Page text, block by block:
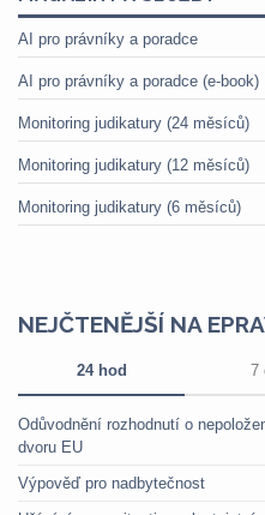
AI pro právníky a poradce
AI pro právníky a poradce (e-book)
Monitoring judikatury (24 měsíců)
Monitoring judikatury (12 měsíců)
Monitoring judikatury (6 měsíců)
NEJČTENĚJŠÍ NA
24 hod 7
Odůvodnění rozhodnutí o
dvoru EU
Výpověď pro nadbytečnost